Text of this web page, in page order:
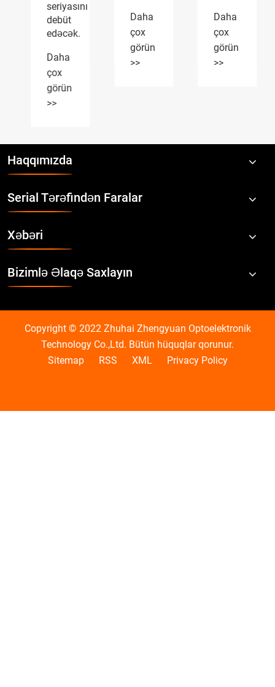
seriyasını
debüt
edəcək.
Daha
çox
görün
>>
Daha
çox
görün
>>
Daha
çox
görün
>>
Haqqımızda
Serial Tərəfindən Faralar
Xəbəri
Bizimlə Əlaqə Saxlayın
Copyright © 2022 Zhuhai Zhengyuan Optoelektronik
Technology Co.,Ltd. Bütün hüquqlar qorunur.
Sitemap
RSS XML Privacy Policy